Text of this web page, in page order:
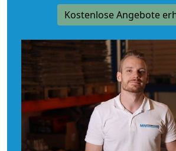
Kostenlose Angebote